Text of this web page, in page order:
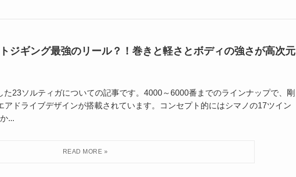
ジギング最強のリール？！巻きと軽さとボディの強さが高次元
23ソルティガについての記事です。4000～6000番までのラインナップで、剛
ドライブデザインが搭載されています。コンセプト的にはシマノの17ツイン
...